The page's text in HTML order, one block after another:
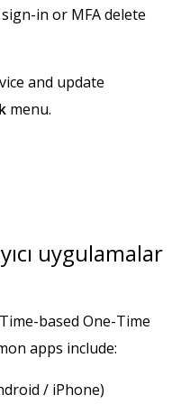
in or MFA delete
and update
menu.
uygulamalar
based One-Time
apps include:
/ iPhone)